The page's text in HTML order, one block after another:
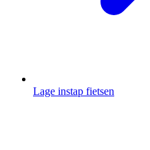
Lage instap fietsen